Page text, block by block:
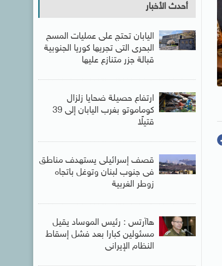
أحدث الأخبار
اليابان تحتج على عمليات المسح
البحرى التى تجريها كوريا الجنوبية
قبالة جزر متنازع عليها
ارتفاع حصيلة ضحايا زلزال
كوماموتو بغرب اليابان إلى 39
قتيلًا
قصف إسرائيلى يستهدف مناطق
فى جنوب لبنان وتوغل باتجاه
زوطر الغربية
هاآرتس : رئيس الموساد يقيل
مسئولين كبارا بعد فشل إسقاط
النظام الإيرانى